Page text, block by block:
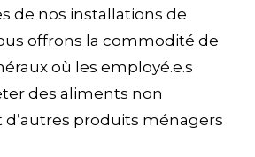
de nos installations de
offrons la commodité de
où les employé.e.s
des aliments non
d’autres produits ménagers